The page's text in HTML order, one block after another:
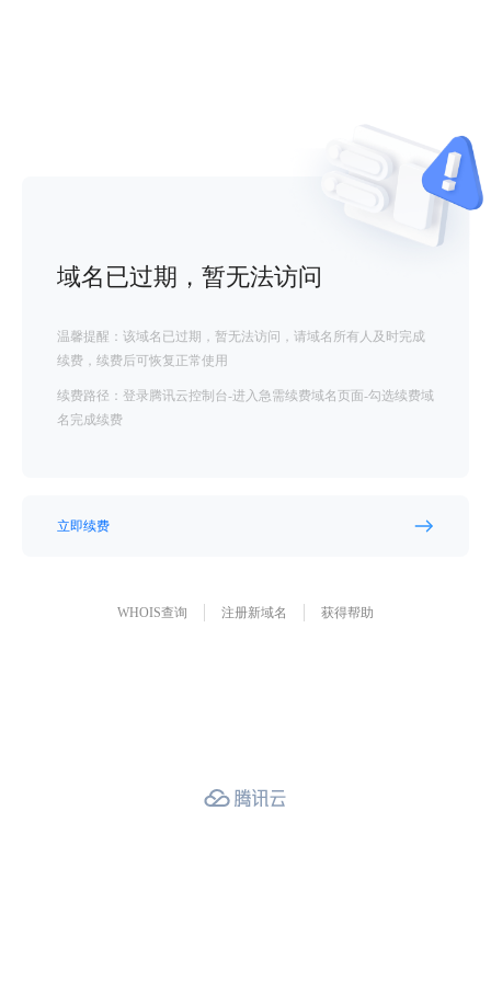
域名已过期，暂无法访问
温馨提醒：该域名已过期，暂无法访问，请域名所有人及时完成
续费，续费后可恢复正常使用
续费路径：登录腾讯云控制台-进入急需续费域名页面-勾选续费域
名完成续费
立即续费
WHOIS查询 注册新域名 获得帮助